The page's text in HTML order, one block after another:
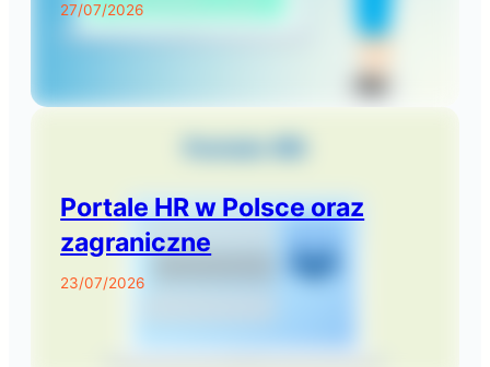
27/07/2026
Portale HR w Polsce oraz
zagraniczne
23/07/2026